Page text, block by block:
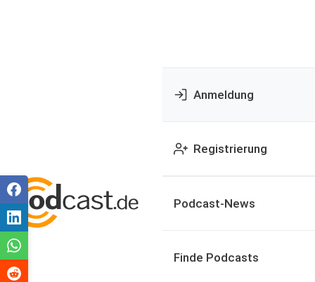
Anmeldung
Registrierung
Podcast-News
Finde Podcasts